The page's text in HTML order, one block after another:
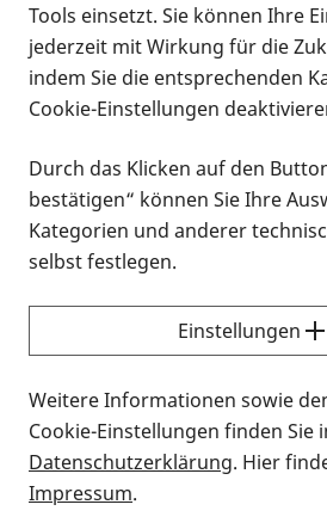
Auf dem Alpaka- und Lama-Hof
um 14:30 Uhr.
Nach der Begrüßung werden wir
vertrauensvoll zugewandten
die Tiere in naher Umgebung
Es folgt danach ein
uriger aber sicherer Umgebung.
Anschrift: Schloßstraße 27,
Eure Anmeldungen für unser
bitte baldmöglich an Hans und
1. ob ihr zum Info-Stand am
2. ob ihr ab dem Lohmannshof
Tools einsetzt. Sie können Ihre
jederzeit mit Wirkung für die
indem Sie die entsprechenden
Cookie-Einstellungen
Durch das Klicken auf den
bestätigen“ können Sie Ihre
Kategorien und anderer
selbst festlegen.
Einstellungen
Weitere Informationen sowie
Cookie-Einstellungen finden Sie
Datenschutzerklärung. Hier
Impressum.